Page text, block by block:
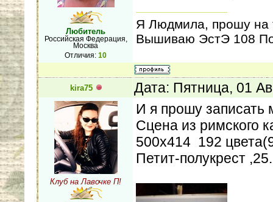
Любитель
Российская Федерация,
Москва
Отличия: 10
Я Людмила, прошу на
Вышиваю ЭстЭ 108
kira75 Дата: Пятница, 01
Клуб на Лавочке П!
И я прошу записать
Сцена из римского
500х414 192
Петит-полукрест ,25.